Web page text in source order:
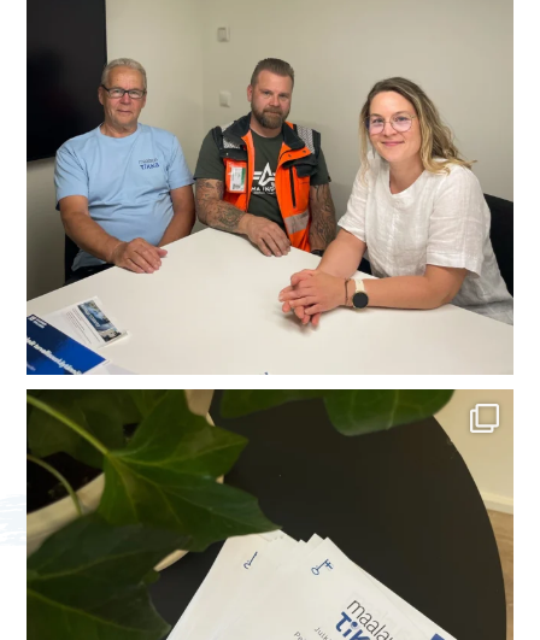
Me olemme mukana Savitaipale messuilla!